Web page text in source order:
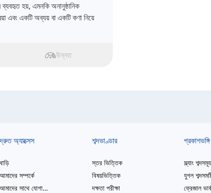
ব্যবহৃত হয়, এমনকি অনানুষ্ঠানিক
এবং একটি অব্যয় বা একটি কণা নিয়ে
উন্নত
দ্রুত অ্যাক্সেস
বাড়ি
আমাদের সম্পর্কে
আমাদের সাথে যোগাযোগ করুন
শব্দভাণ্ডার
স্তর ভিত্তিক
বিষয়ভিত্তিক
দক্ষতা পরীক্ষা
প্রকাশভঙ্গি
স্ল্যাং শব্দসমূহ
যুগল
ফ্রেজাল